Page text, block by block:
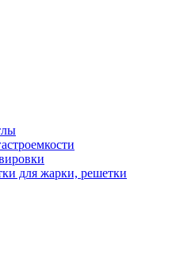
для жарки, решетки